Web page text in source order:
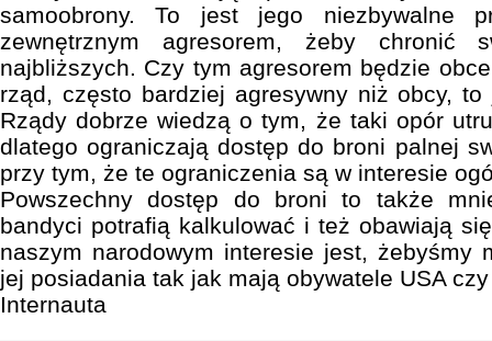
samoobrony. To jest jego niezbywalne
zewnętrznym agresorem, żeby chronić
najbliższych. Czy tym agresorem będzie
rząd, często bardziej agresywny niż obcy,
Rządy dobrze wiedzą o tym, że taki opór
dlatego ograniczają dostęp do broni palnej
przy tym, że te ograniczenia są w interesie
Powszechny dostęp do broni to także
bandyci potrafią kalkulować i też obawiają
naszym narodowym interesie jest, żebyśmy
jej posiadania tak jak mają obywatele USA
Internauta